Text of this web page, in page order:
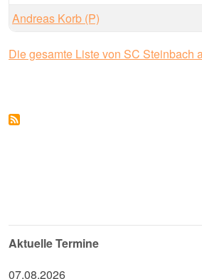
Andreas Korb (P)
Die gesamte Liste von SC Steinbach
Aktuelle Termine
07.08.2026